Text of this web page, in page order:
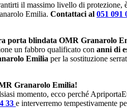
il massimo livello di protezione,
Emilia. Contattaci al 051 091
porta blindata OMR Granarolo
un fabbro qualificato con anni di
Emilia per la sostituzione
Granarolo Emilia!
momento, ecco perché
33 e interverremo tempestivamente